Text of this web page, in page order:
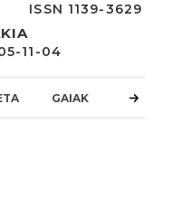
ISSN 1139-3629
11-04
GAIAK